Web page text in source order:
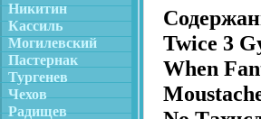
Никитин
Кассиль
Могилевский
Пастернак
Тургенев
Чехов
Радищев
Twice 3
When